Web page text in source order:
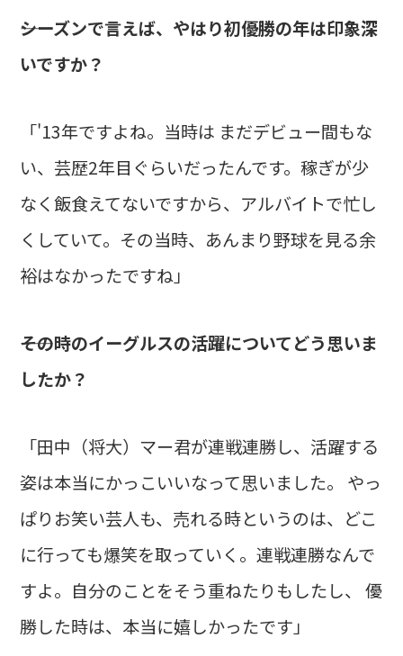
――シーズンで言えば、やはり初優勝の年は印象深
いですか？
「'13年ですよね。当時は まだデビュー間もな
い、芸歴2年目ぐらいだったんです。稼ぎが少
なく飯食えてないですから、アルバイトで忙し
くしていて。その当時、あんまり野球を見る余
裕はなかったですね」
――その時のイーグルスの活躍についてどう思いま
したか？
「田中（将大）マー君が連戦連勝し、活躍する
姿は本当にかっこいいなって思いました。 やっ
ぱりお笑い芸人も、売れる時というのは、どこ
に行っても爆笑を取っていく。連戦連勝なんで
すよ。自分のことをそう重ねたりもしたし、 優
勝した時は、本当に嬉しかったです」